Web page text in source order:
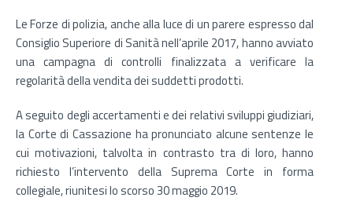
Le Forze di polizia, anche alla luce di un parere espresso dal
Consiglio Superiore di Sanità nell’aprile 2017, hanno avviato
una campagna di controlli finalizzata a verificare la
regolarità della vendita dei suddetti prodotti.
A seguito degli accertamenti e dei relativi sviluppi giudiziari,
la Corte di Cassazione ha pronunciato alcune sentenze le
cui motivazioni, talvolta in contrasto tra di loro, hanno
richiesto l’intervento della Suprema Corte in forma
collegiale, riunitesi lo scorso 30 maggio 2019.